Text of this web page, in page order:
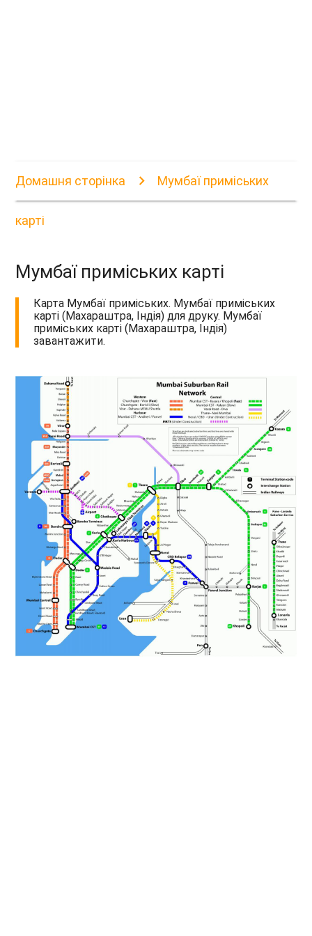
Домашня сторінка Мумбаї приміських
карті
Мумбаї приміських карті
Карта Мумбаї приміських. Мумбаї приміських
карті (Махараштра, Індія) для друку. Мумбаї
приміських карті (Махараштра, Індія)
завантажити.